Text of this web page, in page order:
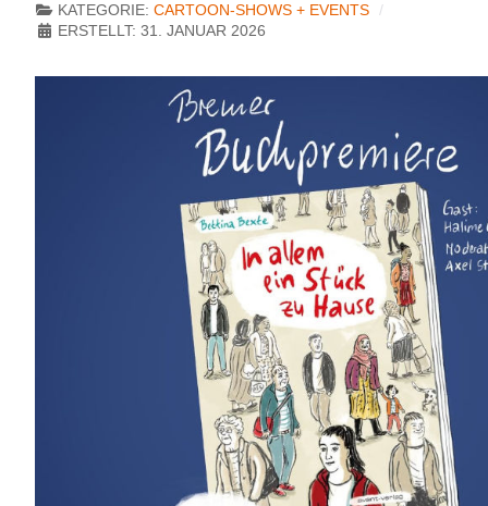
KATEGORIE: CARTOON-SHOWS + EVENTS
ERSTELLT: 31. JANUAR 2026